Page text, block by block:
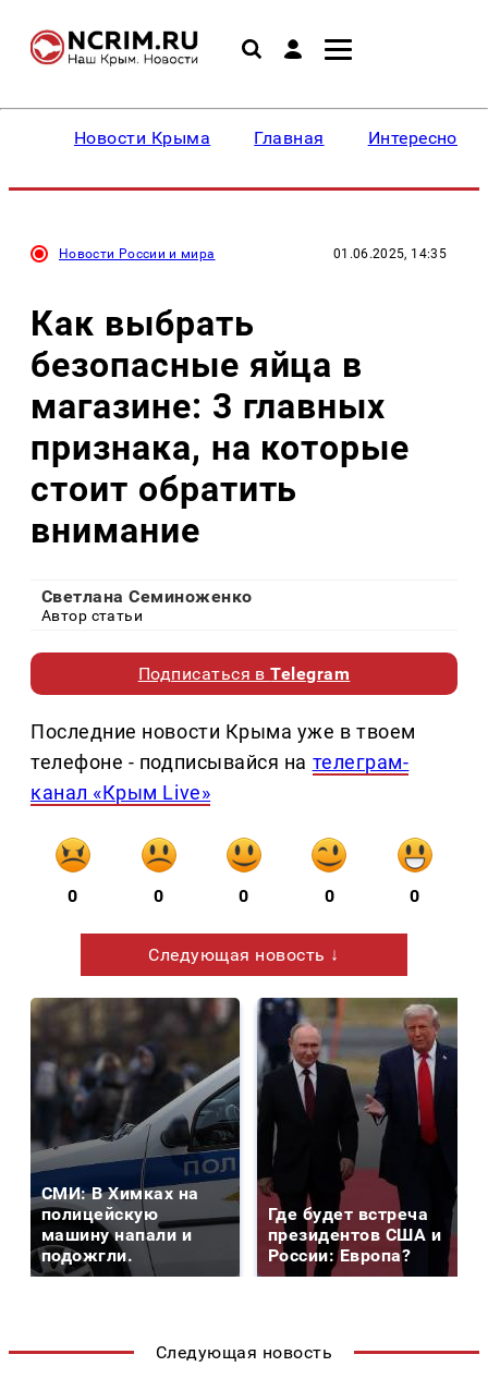
Новости Крыма Главная Интересное
Новости России и мира 01.06.2025, 14:35
Как выбрать
безопасные яйца в
магазине: 3 главных
признака, на которые
стоит обратить
внимание
Светлана Семиноженко
Автор статьи
Подписаться вTelegram
Последние новости Крыма уже в твоем
телефоне - подписывайся на телеграм-
канал «Крым Live»
0 0 0 0 0
Следующая новость ↓
СМИ: В Химках на
полицейскую
машину напали и
подожгли.
Где будет встреча
президентов США и
России: Европа?
Следующая новость